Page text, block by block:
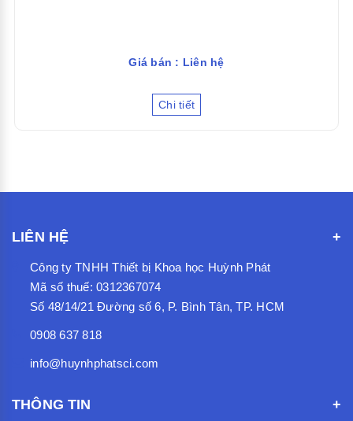
Giá bán : Liên hệ
Chi tiết
LIÊN HỆ
Công ty TNHH Thiết bị Khoa học Huỳnh Phát
Mã số thuế: 0312367074
Số 48/14/21 Đường số 6, P. Bình Tân, TP. HCM
0908 637 818
info@huynhphatsci.com
THÔNG TIN